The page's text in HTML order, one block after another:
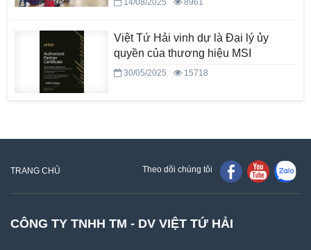
Việt Tứ Hải vinh dự là Đại lý ủy
quyền của thương hiệu MSI
30/05/2025 15718
TRANG CHỦ Theo dõi chúng tôi
CÔNG TY TNHH TM - DV VIỆT TỨ HẢI